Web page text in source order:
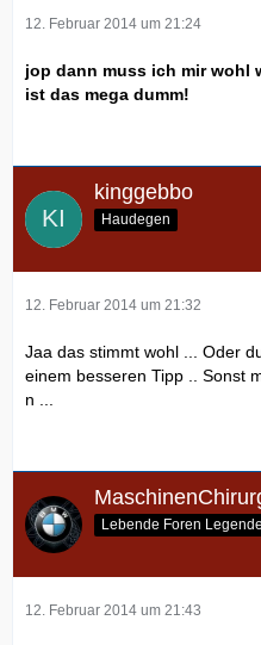
12. Februar 2014 um 21:24
jop dann muss ich mir wohl
ist das mega dumm!
kinggebbo
Haudegen
12. Februar 2014 um 21:32
Jaa das stimmt wohl ... Oder
einem besseren Tipp .. Sonst
n ...
Lebende Foren Legende
12. Februar 2014 um 21:43